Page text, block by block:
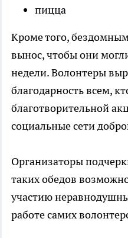
пицца
Кроме того,
вынос, чтобы они
недели. Волонтеры
благодарность всем,
благотворительной
социальные сети
Организаторы
таких обедов
участию
работе самих